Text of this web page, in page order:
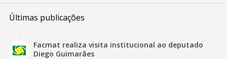
Últimas publicações
Facmat realiza visita institucional ao deputado
Diego Guimarães